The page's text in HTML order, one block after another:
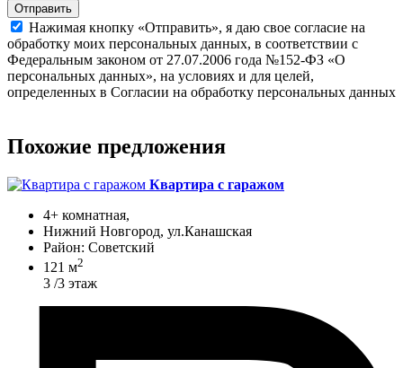
Отправить
Нажимая кнопку «Отправить», я даю свое согласие на
обработку моих персональных данных, в соответствии с
Федеральным законом от 27.07.2006 года №152-ФЗ «О
персональных данных», на условиях и для целей,
определенных в Согласии на обработку персональных данных
Похожие предложения
Квартира с гаражом
4+ комнатная,
Нижний Новгород, ул.Канашская
Район: Советский
121 м2
3 /3 этаж